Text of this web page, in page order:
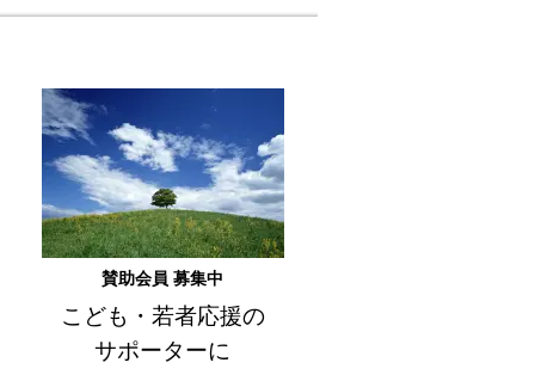
賛助会員 募集中
こども・若者応援の
サポーターに